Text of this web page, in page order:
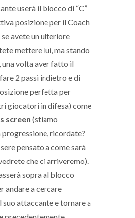
userà il blocco di “C”
posizione per il Coach
avete un ulteriore
mettere lui, ma stando
una volta aver fatto il
2 passi indietro e di
perfetta per
giocatori in difesa) come
screen (stiamo
progressione, ricordate?
pensato a come sarà
che ci arriveremo).
sopra al blocco
andare a cercare
suo attaccante e tornare a